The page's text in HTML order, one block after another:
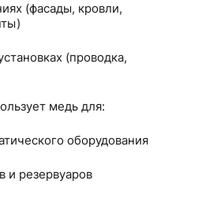
(фасады, кровли,
(проводка,
медь для:
оборудования
и резервуаров